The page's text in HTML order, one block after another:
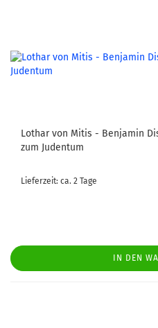
Lothar von Mitis - Benjamin
zum Judentum
Lieferzeit: ca. 2 Tage
IN DEN